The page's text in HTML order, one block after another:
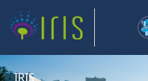
IRIS